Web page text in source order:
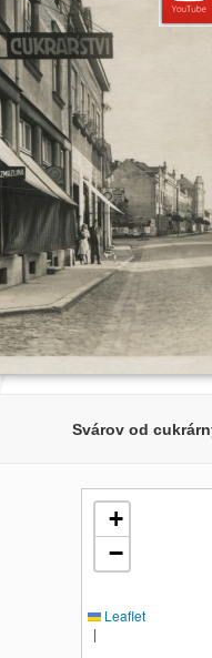
Svárov od
+
−
Leaflet
|